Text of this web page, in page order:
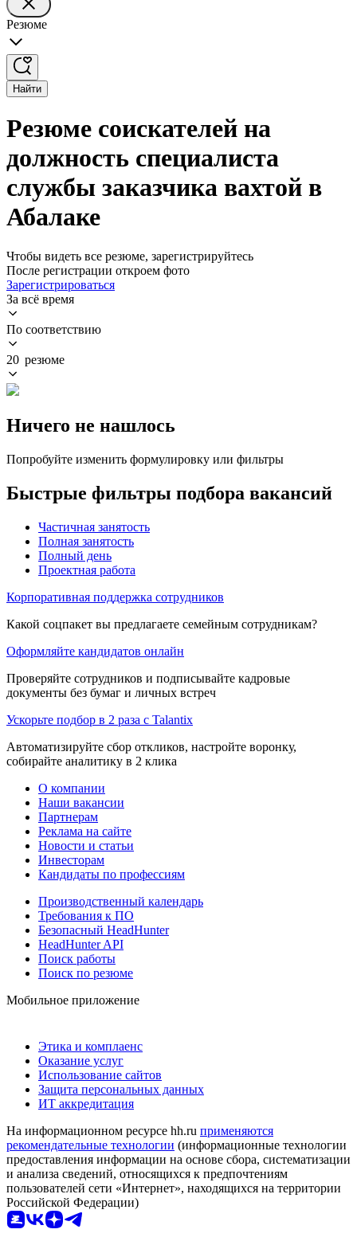
Резюме
Найти
Резюме соискателей на
должность специалиста
службы заказчика вахтой в
Абалаке
Чтобы видеть все резюме, зарегистрируйтесь
После регистрации откроем фото
Зарегистрироваться
За всё время
По соответствию
20 резюме
Ничего не нашлось
Попробуйте изменить формулировку или фильтры
Быстрые фильтры подбора вакансий
Частичная занятость
Полная занятость
Полный день
Проектная работа
Корпоративная поддержка сотрудников
Какой соцпакет вы предлагаете семейным сотрудникам?
Оформляйте кандидатов онлайн
Проверяйте сотрудников и подписывайте кадровые
документы без бумаг и личных встреч
Ускорьте подбор в 2 раза с Talantix
Автоматизируйте сбор откликов, настройте воронку,
собирайте аналитику в 2 клика
О компании
Наши вакансии
Партнерам
Реклама на сайте
Новости и статьи
Инвесторам
Кандидаты по профессиям
Производственный календарь
Требования к ПО
Безопасный HeadHunter
HeadHunter API
Поиск работы
Поиск по резюме
Мобильное приложение
Этика и комплаенс
Оказание услуг
Использование сайтов
Защита персональных данных
ИТ аккредитация
На информационном ресурсе hh.ru применяются
рекомендательные технологии (информационные технологии
предоставления информации на основе сбора, систематизации
и анализа сведений, относящихся к предпочтениям
пользователей сети «Интернет», находящихся на территории
Российской Федерации)